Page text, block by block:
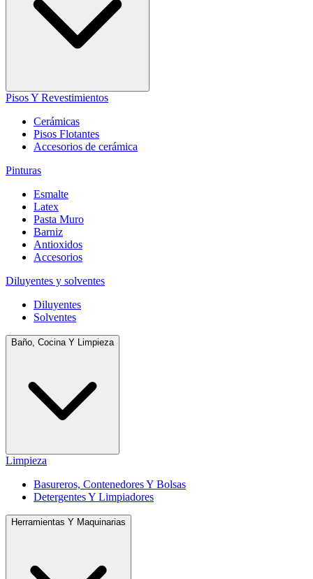
Pisos Y Revestimientos
Cerámicas
Pisos Flotantes
Accesorios de cerámica
Pinturas
Esmalte
Latex
Pasta Muro
Barniz
Antioxidos
Accesorios
Diluyentes y solventes
Diluyentes
Solventes
Baño, Cocina Y Limpieza
Limpieza
Basureros, Contenedores Y Bolsas
Detergentes Y Limpiadores
Herramientas Y Maquinarias